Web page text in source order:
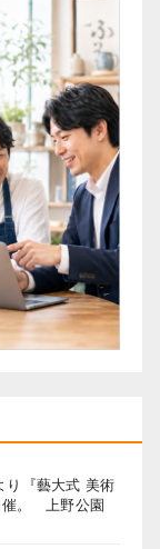
り『藝大式 美術
催。 上野公園